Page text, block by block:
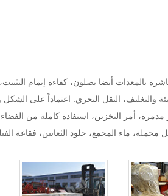
بالمعدات أيضا يصلون، كفاءة إتمام
في التعبئة والتغليف، النقل البحري. اعتماداً
مدمرة، أمر التخزين، استفادة كاملة من الفضاء
المجمع، جلود الثعابين، فقاعة الفيلم